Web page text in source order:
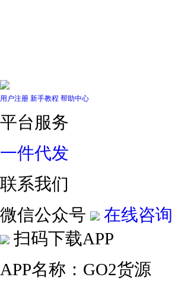
用户注册 新手教程 帮助中心
平台服务
一件代发
联系我们
微信公众号
在线咨询
扫码下载APP
APP名称：GO2货源